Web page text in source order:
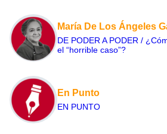
María De Los Ángeles
DE PODER A PODER /
el “horrible caso”?
En Punto
EN PUNTO